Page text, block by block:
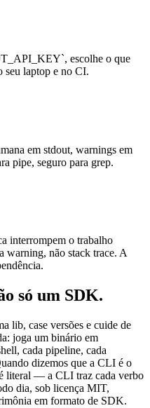
escolhe o que
seu laptop e no CI.
em stdout, warnings em
pipe, seguro para grep.
interrompem o trabalho
não stack trace. A
só um SDK.
lib, case versões e cuide de
joga um binário em
cada pipeline, cada
dizemos que a CLI é o
literal — a CLI traz cada verbo
dia, sob licença MIT,
em formato de SDK.